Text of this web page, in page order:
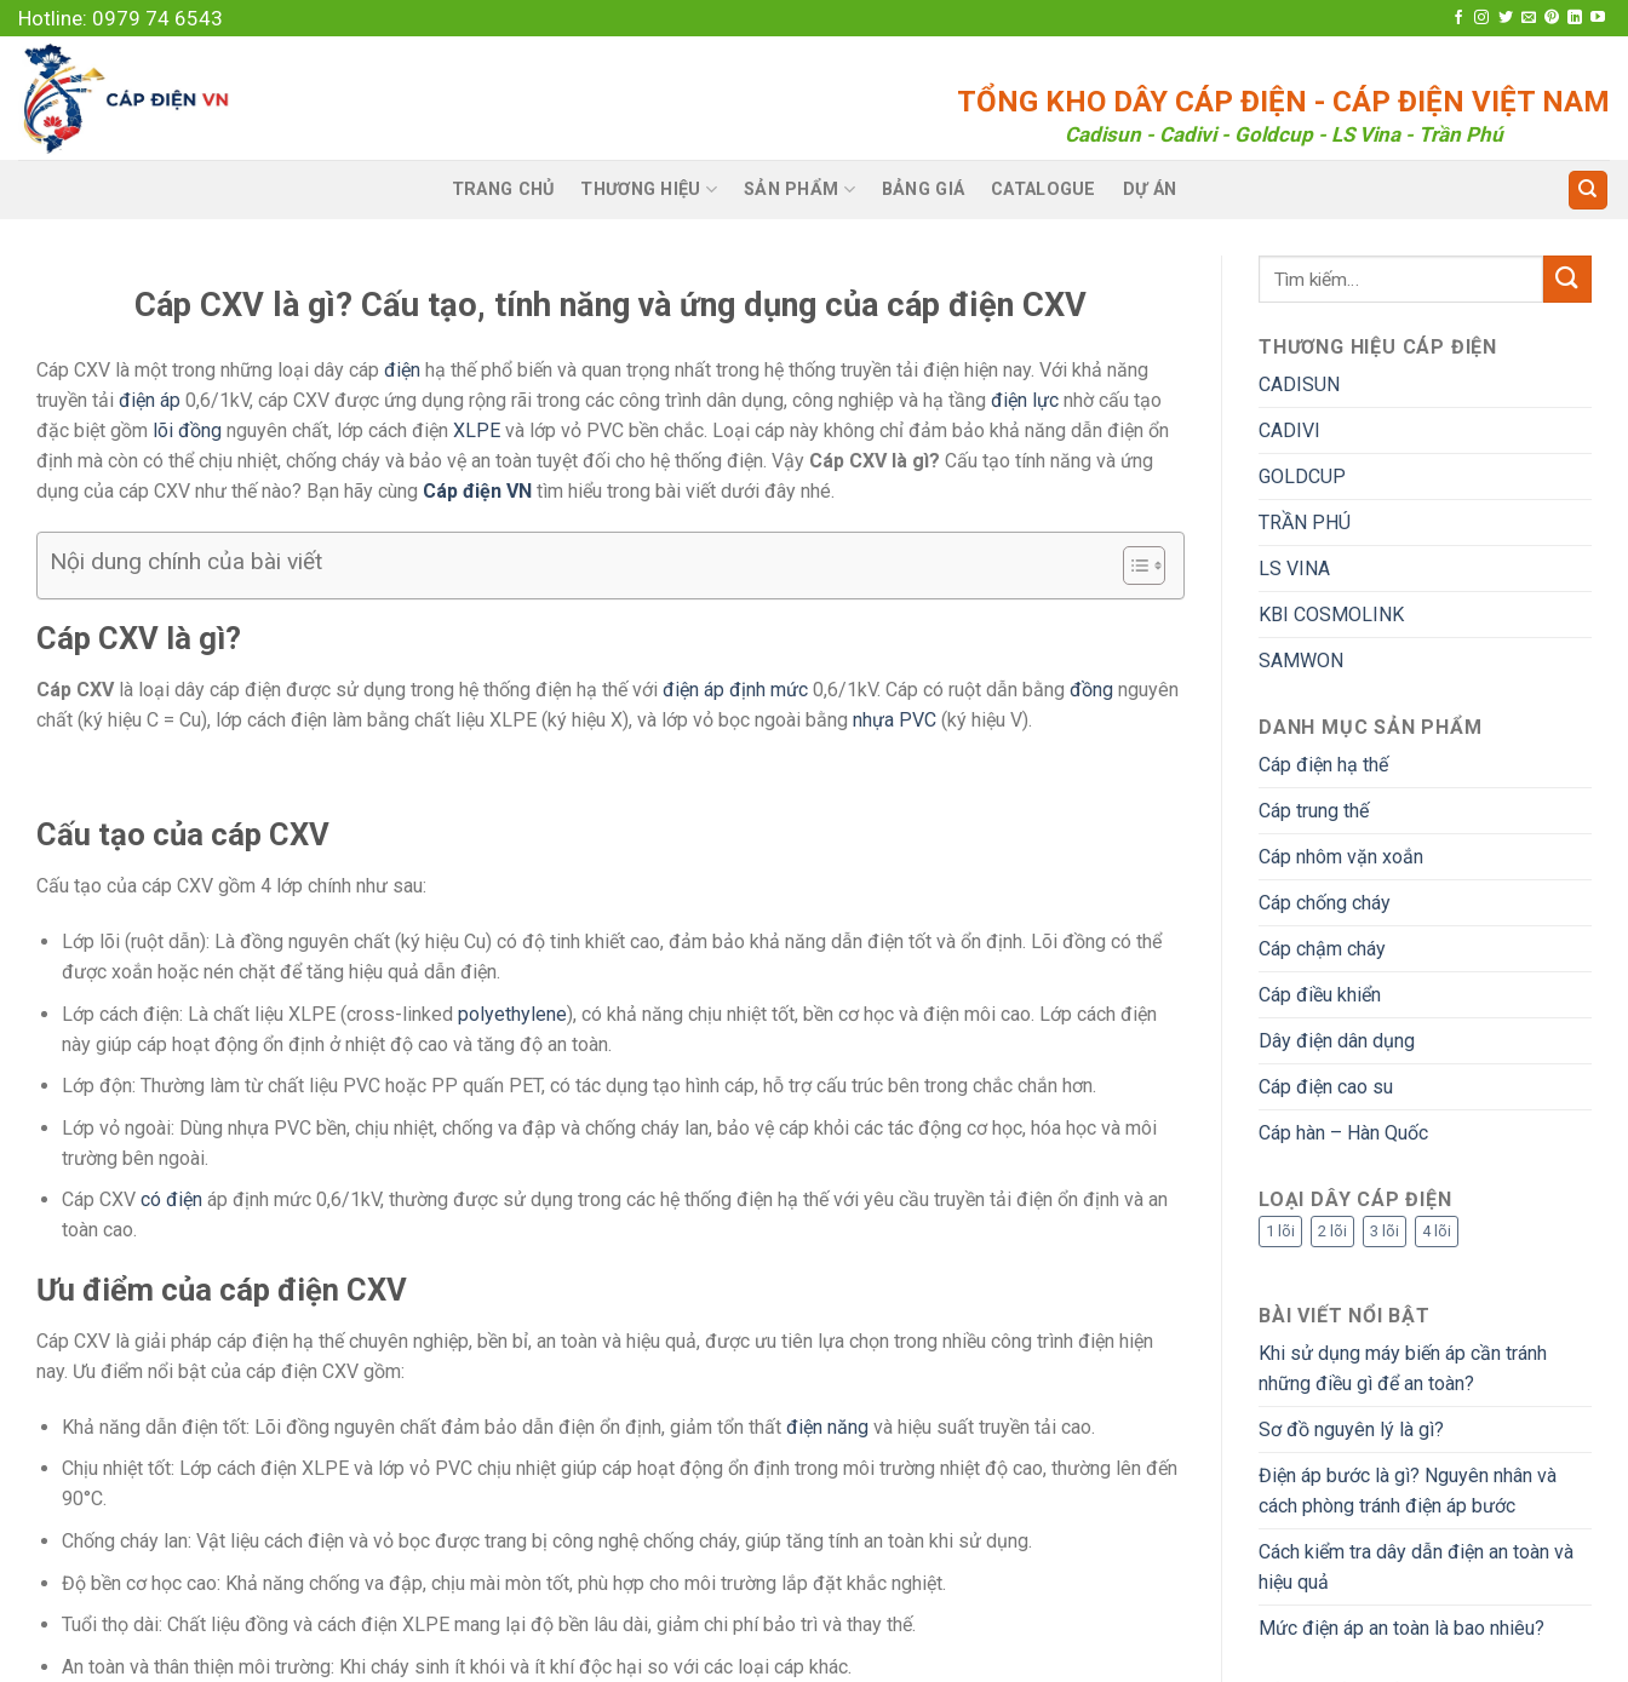
Skip
to
content
Hotline: 0979 74 6543
TỔNG KHO DÂY CÁP ĐIỆN - CÁP ĐIỆN VIỆT NAM
Cadisun - Cadivi - Goldcup - LS Vina - Trần Phú
TRANG CHỦ THƯƠNG HIỆU SẢN PHẨM BẢNG GIÁ CATALOGUE DỰ ÁN
Cáp CXV là gì? Cấu tạo, tính năng và ứng dụng của cáp điện CXV
Cáp CXV là một trong những loại dây cáp điện hạ thế phổ biến và quan trọng nhất trong hệ thống truyền tải điện hiện nay. Với khả năng
truyền tải điện áp 0,6/1kV, cáp CXV được ứng dụng rộng rãi trong các công trình dân dụng, công nghiệp và hạ tầng điện lực nhờ cấu tạo
đặc biệt gồm lõi đồng nguyên chất, lớp cách điện XLPE và lớp vỏ PVC bền chắc. Loại cáp này không chỉ đảm bảo khả năng dẫn điện ổn
định mà còn có thể chịu nhiệt, chống cháy và bảo vệ an toàn tuyệt đối cho hệ thống điện. Vậy Cáp CXV là gì? Cấu tạo tính năng và ứng
dụng của cáp CXV như thế nào? Bạn hãy cùng Cáp điện VN tìm hiểu trong bài viết dưới đây nhé.
Nội dung chính của bài viết
Cáp CXV là gì?
Cáp CXVlà loại dây cáp điện được sử dụng trong hệ thống điện hạ thế với điện áp định mức 0,6/1kV. Cáp có ruột dẫn bằng đồng nguyên
chất (ký hiệu C = Cu), lớp cách điện làm bằng chất liệu XLPE (ký hiệu X), và lớp vỏ bọc ngoài bằng nhựa PVC (ký hiệu V).
Cấu tạo của cáp CXV
Cấu tạo của cáp CXV gồm 4 lớp chính như sau:
Lớp lõi (ruột dẫn): Là đồng nguyên chất (ký hiệu Cu) có độ tinh khiết cao, đảm bảo khả năng dẫn điện tốt và ổn định. Lõi đồng có thể
được xoắn hoặc nén chặt để tăng hiệu quả dẫn điện.
Lớp cách điện: Là chất liệu XLPE (cross-linked polyethylene), có khả năng chịu nhiệt tốt, bền cơ học và điện môi cao. Lớp cách điện
này giúp cáp hoạt động ổn định ở nhiệt độ cao và tăng độ an toàn.
Lớp độn: Thường làm từ chất liệu PVC hoặc PP quấn PET, có tác dụng tạo hình cáp, hỗ trợ cấu trúc bên trong chắc chắn hơn.
Lớp vỏ ngoài: Dùng nhựa PVC bền, chịu nhiệt, chống va đập và chống cháy lan, bảo vệ cáp khỏi các tác động cơ học, hóa học và môi
trường bên ngoài.
Cáp CXV có điệnáp định mức 0,6/1kV, thường được sử dụng trong các hệ thống điện hạ thế với yêu cầu truyền tải điện ổn định và an
toàn cao.
Ưu điểm của cáp điện CXV
Cáp CXV là giải pháp cáp điện hạ thế chuyên nghiệp, bền bỉ, an toàn và hiệu quả, được ưu tiên lựa chọn trong nhiều công trình điện hiện
nay. Ưu điểm nổi bật của cáp điện CXV gồm:
Khả năng dẫn điện tốt: Lõi đồng nguyên chất đảm bảo dẫn điện ổn định, giảm tổn thất điện năngvà hiệu suất truyền tải cao.
Chịu nhiệt tốt: Lớp cách điện XLPE và lớp vỏ PVC chịu nhiệt giúp cáp hoạt động ổn định trong môi trường nhiệt độ cao, thường lên đến
90°C.
Chống cháy lan: Vật liệu cách điện và vỏ bọc được trang bị công nghệ chống cháy, giúp tăng tính an toàn khi sử dụng.
Độ bền cơ học cao: Khả năng chống va đập, chịu mài mòn tốt, phù hợp cho môi trường lắp đặt khắc nghiệt.
Tuổi thọ dài: Chất liệu đồng và cách điện XLPE mang lại độ bền lâu dài, giảm chi phí bảo trì và thay thế.
An toàn và thân thiện môi trường: Khi cháy sinh ít khói và ít khí độc hại so với các loại cáp khác.
THƯƠNG HIỆU CÁP ĐIỆN
CADISUN
CADIVI
GOLDCUP
TRẦN PHÚ
LS VINA
KBI COSMOLINK
SAMWON
DANH MỤC SẢN PHẨM
Cáp điện hạ thế
Cáp trung thế
Cáp nhôm vặn xoắn
Cáp chống cháy
Cáp chậm cháy
Cáp điều khiển
Dây điện dân dụng
Cáp điện cao su
Cáp hàn – Hàn Quốc
LOẠI DÂY CÁP ĐIỆN
1 lõi 2 lõi 3 lõi 4 lõi
BÀI VIẾT NỔI BẬT
Khi sử dụng máy biến áp cần tránh
những điều gì để an toàn?
Sơ đồ nguyên lý là gì?
Điện áp bước là gì? Nguyên nhân và
cách phòng tránh điện áp bước
Cách kiểm tra dây dẫn điện an toàn và
hiệu quả
Mức điện áp an toàn là bao nhiêu?